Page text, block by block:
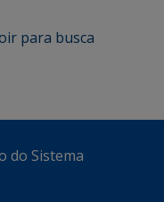
ir para busca
do Sistema